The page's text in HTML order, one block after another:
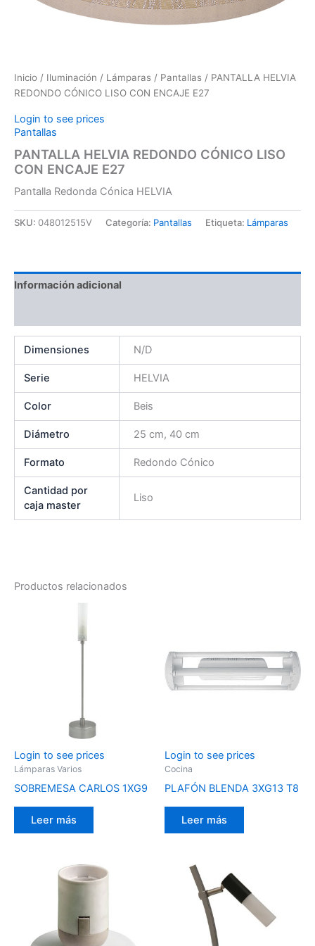
Inicio / Iluminación / Lámparas / Pantallas / PANTALLA HELVIA
REDONDO CÓNICO LISO CON ENCAJE E27
Login to see prices
Pantallas
PANTALLA HELVIA REDONDO CÓNICO LISO
CON ENCAJE E27
Pantalla Redonda Cónica HELVIA
SKU: 048012515V Categoría: Pantallas Etiqueta: Lámparas
Información adicional
Dimensiones N/D
Serie HELVIA
Color Beis
Diámetro 25 cm, 40 cm
Formato Redondo Cónico
Cantidad por
caja master
Liso
Productos relacionados
Login to see prices
Lámparas Varios
SOBREMESA CARLOS 1XG9
Leer más
Login to see prices
Cocina
PLAFÓN BLENDA 3XG13 T8
Leer más